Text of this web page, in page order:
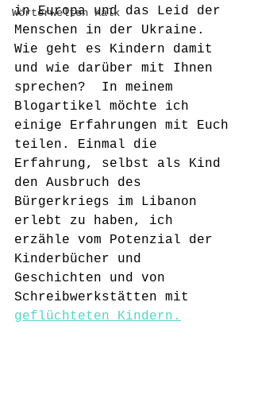
Wörterwelten Kalk
in Europa und das Leid der
Menschen in der Ukraine.
Wie geht es Kindern damit
und wie darüber mit Ihnen
sprechen?  In meinem
Blogartikel möchte ich
einige Erfahrungen mit Euch
teilen. Einmal die
Erfahrung, selbst als Kind
den Ausbruch des
Bürgerkriegs im Libanon
erlebt zu haben, ich
erzähle vom Potenzial der
Kinderbücher und
Geschichten und von
Schreibwerkstätten mit
geflüchteten Kindern.